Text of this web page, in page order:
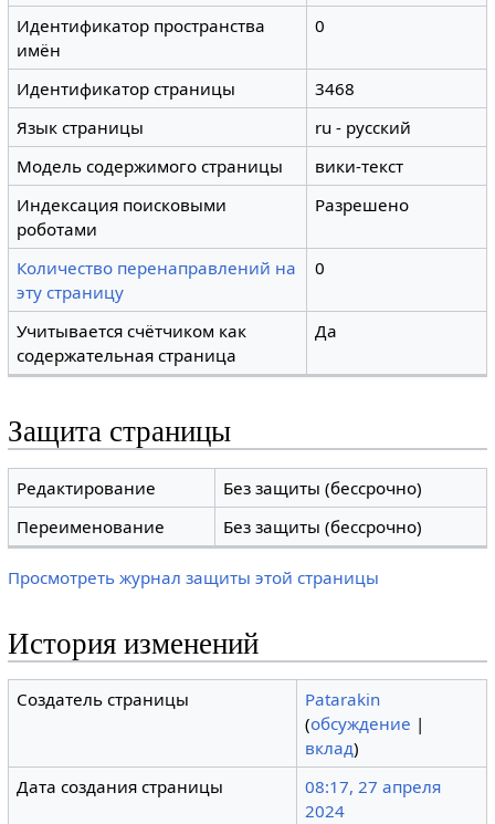
Идентификатор пространства
имён
0
Идентификатор страницы
3468
Язык страницы
ru - русский
Модель содержимого страницы
вики-текст
Индексация поисковыми
роботами
Разрешено
Количество перенаправлений на
эту страницу
0
Учитывается счётчиком как
содержательная страница
Да
Защита страницы
Редактирование
Без защиты (бессрочно)
Переименование
Без защиты (бессрочно)
Просмотреть журнал защиты этой страницы
История изменений
Создатель страницы
Patarakin
(обсуждение |
вклад)
Дата создания страницы
08:17, 27 апреля
2024